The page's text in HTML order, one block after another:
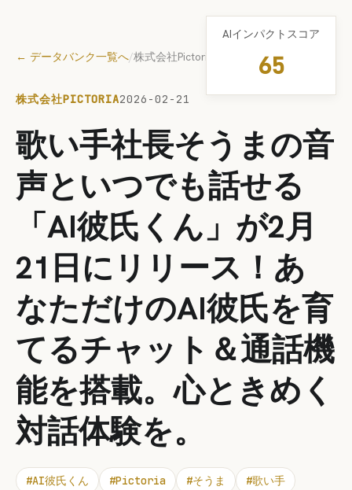
← データバンク一覧へ/株式会社Pictoria
株式会社PICTORIA2026-02-21
歌い手社長そうまの音
声といつでも話せる
「AI彼氏くん」が2月
21日にリリース！あ
なただけのAI彼氏を育
てるチャット＆通話機
能を搭載。心ときめく
対話体験を。
#AI彼氏くん #Pictoria #そうま #歌い手
AIインパクトスコア
65